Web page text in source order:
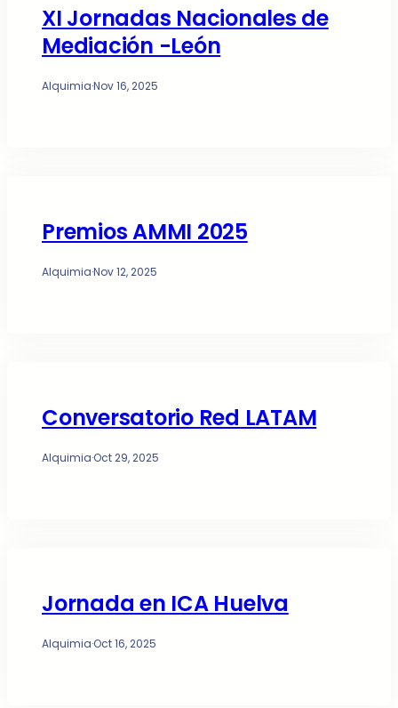
XI Jornadas Nacionales de
Mediación -León
Alquimia·Nov 16, 2025
Premios AMMI 2025
Alquimia·Nov 12, 2025
Conversatorio Red LATAM
Alquimia·Oct 29, 2025
Jornada en ICA Huelva
Alquimia·Oct 16, 2025